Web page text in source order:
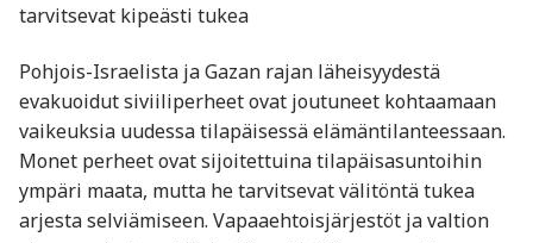
tarvitsevat kipeästi tukea
Pohjois-Israelista ja Gazan rajan läheisyydestä
evakuoidut siviiliperheet ovat joutuneet kohtaamaan
vaikeuksia uudessa tilapäisessä elämäntilanteessaan.
Monet perheet ovat sijoitettuina tilapäisasuntoihin
ympäri maata, mutta he tarvitsevat välitöntä tukea
arjesta selviämiseen. Vapaaehtoisjärjestöt ja valtion